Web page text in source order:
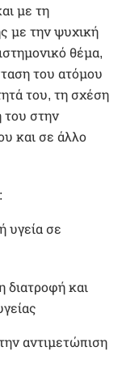
με τη
με την ψυχική
θέμα,
του ατόμου
του, τη σχέση
του στην
και σε άλλο
υγεία σε
διατροφή και
αντιμετώπιση